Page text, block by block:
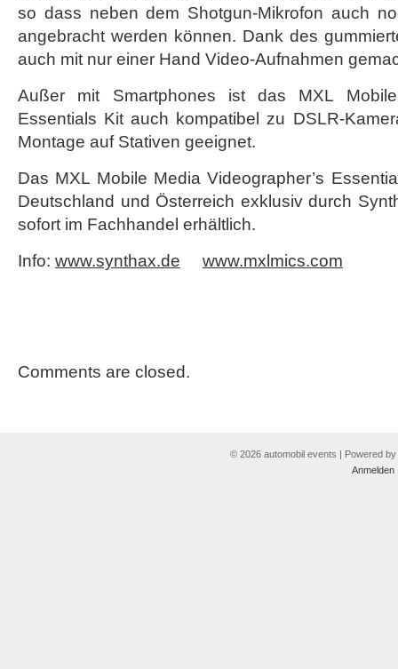
so dass neben dem Shotgun-Mikrofon auch
angebracht werden können. Dank des
auch mit nur einer Hand Video-Aufnahmen
Außer mit Smartphones ist das MXL Mobile
Essentials Kit auch kompatibel zu DSLR-
Montage auf Stativen geeignet.
Das MXL Mobile Media Videographer’s
Deutschland und Österreich exklusiv durch
sofort im Fachhandel erhältlich.
Info: www.synthax.de www.mxlmics.com
Comments are closed.
© 2026 automobil events | Powered by
Anmelden|